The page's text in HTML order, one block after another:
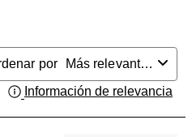
por
Más relevantes
Información de relevancia